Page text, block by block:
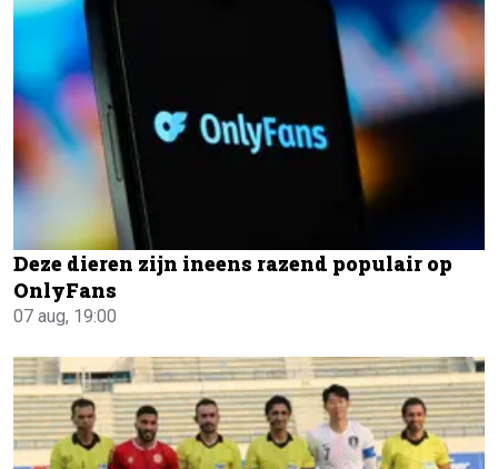
Deze dieren zijn ineens razend populair op
OnlyFans
07 aug, 19:00